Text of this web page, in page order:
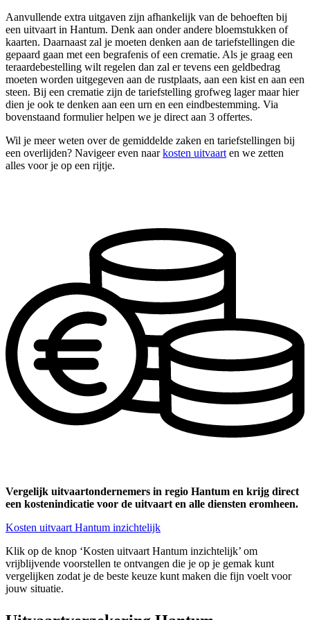
Aanvullende extra uitgaven zijn afhankelijk van de behoeften bij
een uitvaart in Hantum. Denk aan onder andere bloemstukken of
kaarten. Daarnaast zal je moeten denken aan de tariefstellingen die
gepaard gaan met een begrafenis of een crematie. Als je graag een
teraardebestelling wilt regelen dan zal er tevens een geldbedrag
moeten worden uitgegeven aan de rustplaats, aan een kist en aan een
steen. Bij een crematie zijn de tariefstelling grofweg lager maar hier
dien je ook te denken aan een urn en een eindbestemming. Via
bovenstaand formulier helpen we je direct aan 3 offertes.
Wil je meer weten over de gemiddelde zaken en tariefstellingen bij
een overlijden? Navigeer even naarkosten uitvaart en we zetten
alles voor je op een rijtje.
Vergelijk uitvaartondernemers in regio Hantum en krijg direct
een kostenindicatie voor de uitvaart en alle diensten eromheen.
Kosten uitvaart Hantum inzichtelijk
Klik op de knop ‘Kosten uitvaart Hantum inzichtelijk’ om
vrijblijvende voorstellen te ontvangen die je op je gemak kunt
vergelijken zodat je de beste keuze kunt maken die fijn voelt voor
jouw situatie.